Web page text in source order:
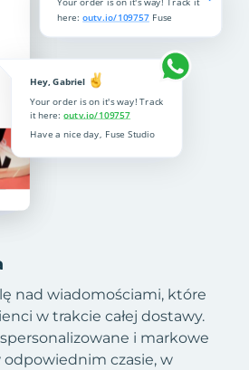
nad wiadomościami, które
w trakcie całej dostawy.
i markowe
czasie, w